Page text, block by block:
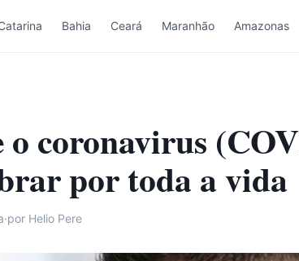
Bahia Ceará Maranhão Amazonas
o coronavirus
por toda a vida
·por Helio Pere